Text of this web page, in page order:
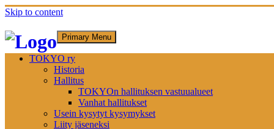
Skip to content
Primary Menu
TOKYO ry
Historia
Hallitus
TOKYOn hallituksen vastuualueet
Vanhat hallitukset
Usein kysytyt kysymykset
Liity jäseneksi